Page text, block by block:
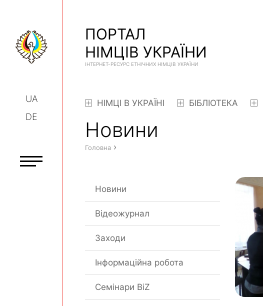
UA
DE
ПОРТАЛ
НІМЦІВ УКРАЇНИ
ІНТЕРНЕТ-РЕСУРС ЕТНІЧНИХ НІМЦІВ УКРАЇНИ
НІМЦІ В УКРАЇНІ БІБЛІОТЕКА
Новини
Головна ›
Новини
Відеожурнал
Заходи
Інформаційна робота
Семінари BiZ